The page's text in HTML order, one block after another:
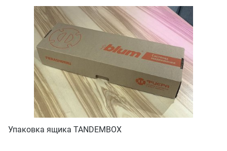
Упаковка ящика TANDEMBOX